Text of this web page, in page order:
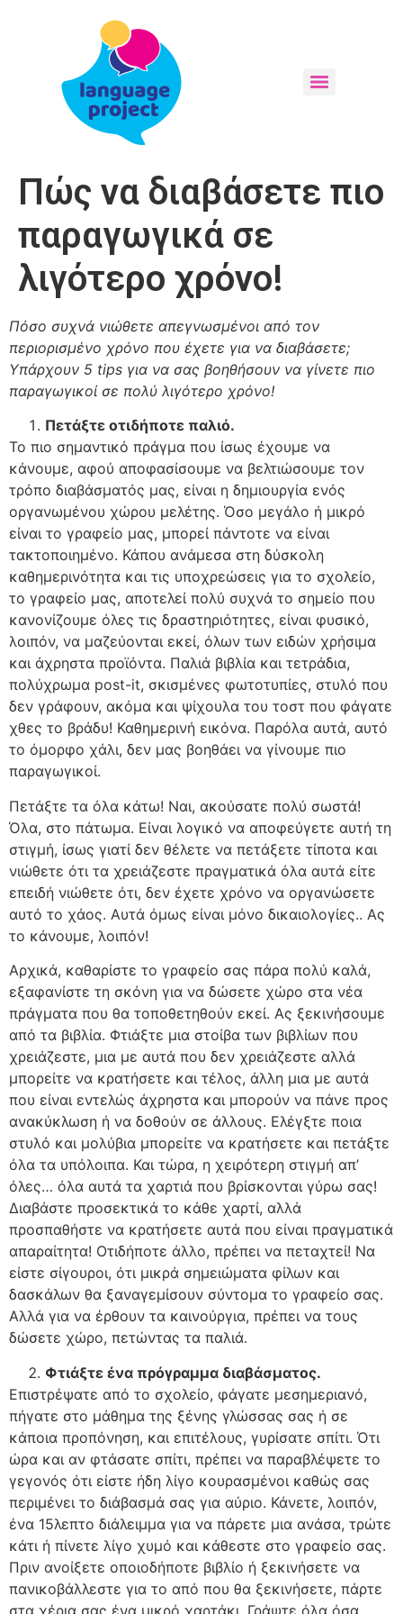
Πώς να διαβάσετε πιο
παραγωγικά σε
λιγότερο χρόνο!
Πόσο συχνά νιώθετε απεγνωσμένοι από τον
περιορισμένο χρόνο που έχετε για να διαβάσετε;
Υπάρχουν 5 tips για να σας βοηθήσουν να γίνετε πιο
παραγωγικοί σε πολύ λιγότερο χρόνο!
Πετάξτε οτιδήποτε παλιό.
Το πιο σημαντικό πράγμα που ίσως έχουμε να
κάνουμε, αφού αποφασίσουμε να βελτιώσουμε τον
τρόπο διαβάσματός μας, είναι η δημιουργία ενός
οργανωμένου χώρου μελέτης. Όσο μεγάλο ή μικρό
είναι το γραφείο μας, μπορεί πάντοτε να είναι
τακτοποιημένο. Κάπου ανάμεσα στη δύσκολη
καθημερινότητα και τις υποχρεώσεις για το σχολείο,
το γραφείο μας, αποτελεί πολύ συχνά το σημείο που
κανονίζουμε όλες τις δραστηριότητες, είναι φυσικό,
λοιπόν, να μαζεύονται εκεί, όλων των ειδών χρήσιμα
και άχρηστα προϊόντα. Παλιά βιβλία και τετράδια,
πολύχρωμα post-it, σκισμένες φωτοτυπίες, στυλό που
δεν γράφουν, ακόμα και ψίχουλα του τοστ που φάγατε
χθες το βράδυ! Καθημερινή εικόνα. Παρόλα αυτά, αυτό
το όμορφο χάλι, δεν μας βοηθάει να γίνουμε πιο
παραγωγικοί.
Πετάξτε τα όλα κάτω! Ναι, ακούσατε πολύ σωστά!
Όλα, στο πάτωμα. Είναι λογικό να αποφεύγετε αυτή τη
στιγμή, ίσως γιατί δεν θέλετε να πετάξετε τίποτα και
νιώθετε ότι τα χρειάζεστε πραγματικά όλα αυτά είτε
επειδή νιώθετε ότι, δεν έχετε χρόνο να οργανώσετε
αυτό το χάος. Αυτά όμως είναι μόνο δικαιολογίες.. Ας
το κάνουμε, λοιπόν!
Αρχικά, καθαρίστε το γραφείο σας πάρα πολύ καλά,
εξαφανίστε τη σκόνη για να δώσετε χώρο στα νέα
πράγματα που θα τοποθετηθούν εκεί. Ας ξεκινήσουμε
από τα βιβλία. Φτιάξτε μια στοίβα των βιβλίων που
χρειάζεστε, μια με αυτά που δεν χρειάζεστε αλλά
μπορείτε να κρατήσετε και τέλος, άλλη μια με αυτά
που είναι εντελώς άχρηστα και μπορούν να πάνε προς
ανακύκλωση ή να δοθούν σε άλλους. Ελέγξτε ποια
στυλό και μολύβια μπορείτε να κρατήσετε και πετάξτε
όλα τα υπόλοιπα. Και τώρα, η χειρότερη στιγμή απ’
όλες… όλα αυτά τα χαρτιά που βρίσκονται γύρω σας!
Διαβάστε προσεκτικά το κάθε χαρτί, αλλά
προσπαθήστε να κρατήσετε αυτά που είναι πραγματικά
απαραίτητα! Οτιδήποτε άλλο, πρέπει να πεταχτεί! Να
είστε σίγουροι, ότι μικρά σημειώματα φίλων και
δασκάλων θα ξαναγεμίσουν σύντομα το γραφείο σας.
Αλλά για να έρθουν τα καινούργια, πρέπει να τους
δώσετε χώρο, πετώντας τα παλιά.
Φτιάξτε ένα πρόγραμμα διαβάσματος.
Επιστρέψατε από το σχολείο, φάγατε μεσημεριανό,
πήγατε στο μάθημα της ξένης γλώσσας σας ή σε
κάποια προπόνηση, και επιτέλους, γυρίσατε σπίτι. Ότι
ώρα και αν φτάσατε σπίτι, πρέπει να παραβλέψετε το
γεγονός ότι είστε ήδη λίγο κουρασμένοι καθώς σας
περιμένει το διάβασμά σας για αύριο. Κάνετε, λοιπόν,
ένα 15λεπτο διάλειμμα για να πάρετε μια ανάσα, τρώτε
κάτι ή πίνετε λίγο χυμό και κάθεστε στο γραφείο σας.
Πριν ανοίξετε οποιοδήποτε βιβλίο ή ξεκινήσετε να
πανικοβάλλεστε για το από που θα ξεκινήσετε, πάρτε
στα χέρια σας ένα μικρό χαρτάκι. Γράψτε όλα όσα